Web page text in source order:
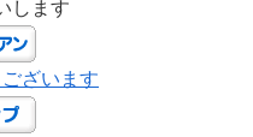
します
ざいます